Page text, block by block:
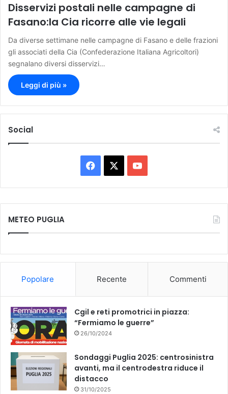
Disservizi postali nelle campagne di
Fasano:la Cia ricorre alle vie legali
Da diverse settimane nelle campagne di Fasano e delle frazioni
gli associati della Cia (Confederazione Italiana Agricoltori)
segnalano diversi disservizi…
Leggi di più »
Social
a
c
k
o
u
METEO PUGLIA
Popolare Recente Commenti
Cgil e reti promotrici in piazza:
“Fermiamo le guerre”
26/10/2024
Sondaggi Puglia 2025: centrosinistra
avanti, ma il centrodestra riduce il
distacco
31/10/2025